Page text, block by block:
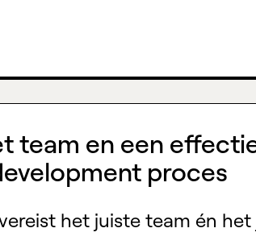
team en een
proces
het juiste team én